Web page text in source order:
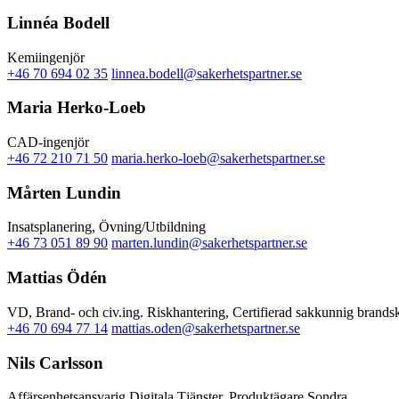
Linnéa Bodell
Kemiingenjör
+46 70 694 02 35 linnea.bodell@sakerhetspartner.se
Maria Herko-Loeb
CAD-ingenjör
+46 72 210 71 50 maria.herko-loeb@sakerhetspartner.se
Mårten Lundin
Insatsplanering, Övning/Utbildning
+46 73 051 89 90 marten.lundin@sakerhetspartner.se
Mattias Ödén
VD, Brand- och civ.ing. Riskhantering, Certifierad sakkunnig
+46 70 694 77 14 mattias.oden@sakerhetspartner.se
Nils Carlsson